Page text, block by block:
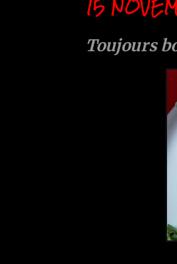
Toujours